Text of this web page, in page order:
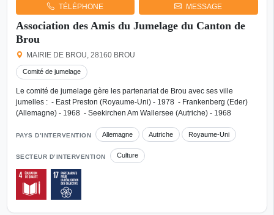
TÉLÉPHONE MESSAGE
Association des Amis du Jumelage du Canton de
Brou
MAIRIE DE BROU, 28160 BROU
Comité de jumelage
Le comité de jumelage gère les partenariat de Brou avec ses ville
jumelles : - East Preston (Royaume-Uni) - 1978 - Frankenberg (Eder)
(Allemagne) - 1968 - Seekirchen Am Wallersee (Autriche) - 1968
PAYS D’INTERVENTION Allemagne Autriche Royaume-Uni
SECTEUR D’INTERVENTION Culture